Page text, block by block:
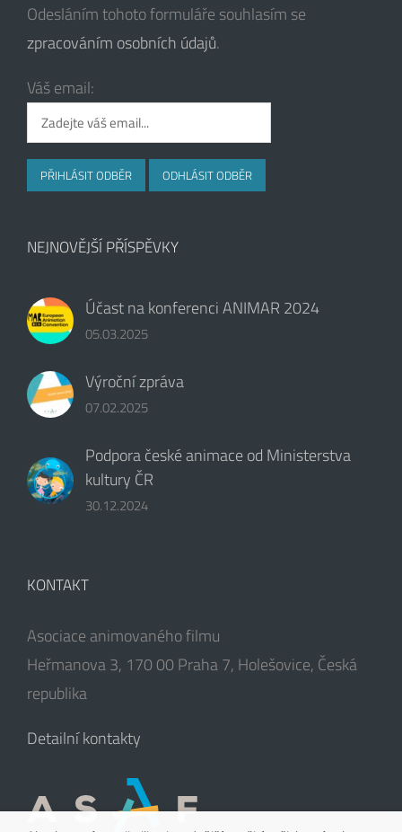
Odesláním tohoto formuláře souhlasím se
zpracováním osobních údajů.
Váš email:
NEJNOVĚJŠÍ PŘÍSPĚVKY
Účast na konferenci ANIMAR 2024
05.03.2025
Výroční zpráva
07.02.2025
Podpora české animace od Ministerstva
kultury ČR
30.12.2024
KONTAKT
Asociace animovaného filmu
Heřmanova 3, 170 00 Praha 7, Holešovice, Česká
republika
Detailní kontakty